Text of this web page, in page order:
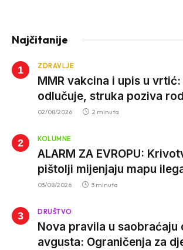
Najčitanije
ZDRAVLJE
MMR vakcina i upis u
odlučuje, struka poziva
vjeruju nauci
02/08/2026 2 minuta
KOLUMNE
ALARM ZA EVROPU:
pištolji mijenjaju mapu
istrage ukazuju na
03/08/2026 3 minuta
DRUŠTVO
Nova pravila u saobraćaju
avgusta: Ograničenja za